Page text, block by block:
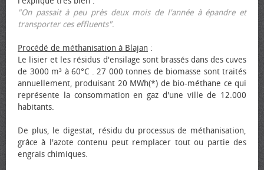
"On passait à peu près deux mois de l'année à épandre et
transporter ces effluents".
Procédé de méthanisation à Blajan :
Le lisier et les résidus d'ensilage sont brassés dans des cuves
de 3000 m³ à 60°C . 27 000 tonnes de biomasse sont traités
annuellement, produisant 20 MWh(*) de bio-méthane ce qui
représente la consommation en gaz d'une ville de 12.000
habitants.
De plus, le digestat, résidu du processus de méthanisation,
grâce à l'azote contenu peut remplacer tout ou partie des
engrais chimiques.